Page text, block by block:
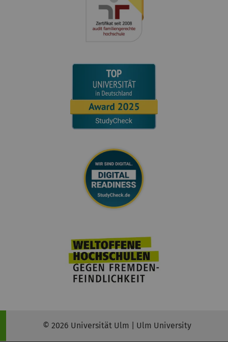
© 2026 Universität Ulm | Ulm University